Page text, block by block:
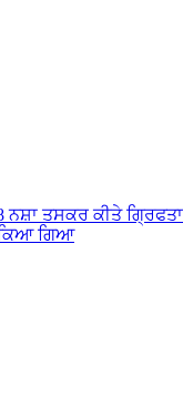
ਨਸ਼ਾ ਤਸਕਰ ਕੀਤੇ
ਗਿਆ